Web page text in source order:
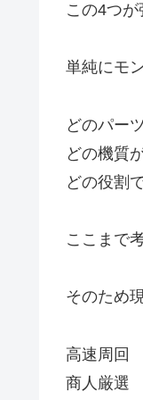
この4つが
単純にモ
どのパー
どの機質
どの役割
ここまで
そのため
高速周回
商人厳選